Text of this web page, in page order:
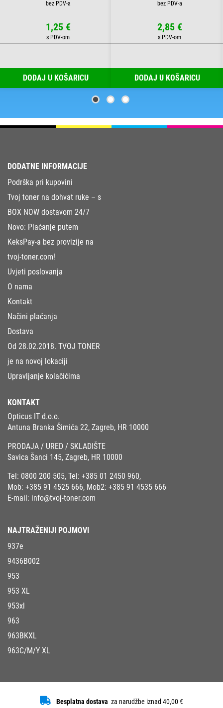
1,25 €
DODAJ U KOŠARICU
2,85 €
DODAJ U KOŠARICU
DODATNE INFORMACIJE
Podrška pri kupovini
Tvoj toner na dohvat ruke – s
BOX NOW dostavom 24/7
Novo: Plaćanje putem
KeksPay-a bez provizije na
tvoj-toner.com!
Uvjeti poslovanja
O nama
Kontakt
Načini plaćanja
Dostava
Od 28.02.2018. TVOJ TONER
je na novoj lokaciji
Upravljanje kolačićima
KONTAKT
Opticus IT d.o.o.
Antuna Branka Šimića 22, Zagreb, HR 10000
PRODAJA / URED / SKLADIŠTE
Savica Šanci 145, Zagreb, HR 10000
Tel: 0800 200 505, Tel: +385 01 2450 960,
Mob: +385 91 4525 666, Mob2: +385 91 4535 666
E-mail: info@tvoj-toner.com
NAJTRAŽENIJI POJMOVI
937e
9436B002
953
953 XL
953xl
963
963BKXL
963C/M/Y XL
Besplatna dostava za narudžbe iznad 40,00 €